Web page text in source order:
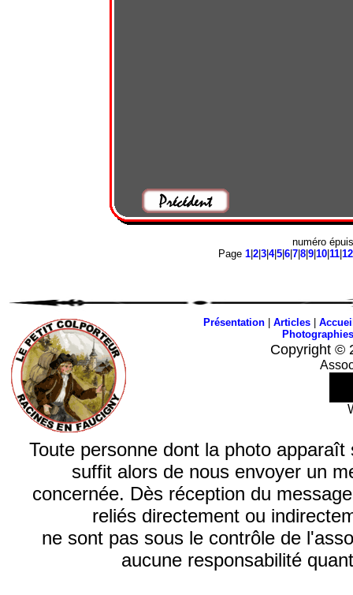
numéro
Page 1 2 3 4|5 6 7 8 9 10 11 12
Présentation| Articles|
Photographies
Copyright ©
Toute personne dont la photo
suffit alors de nous envoyer un
concernée. Dès réception du
reliés directement ou
ne sont pas sous le contrôle de
aucune responsabilité